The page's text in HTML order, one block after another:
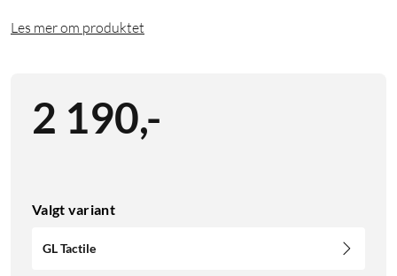
Les mer om produktet
2 190,-
Valgt variant
GL Tactile